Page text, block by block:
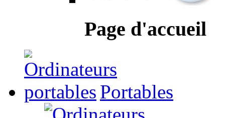
Page d'accueil
Portables